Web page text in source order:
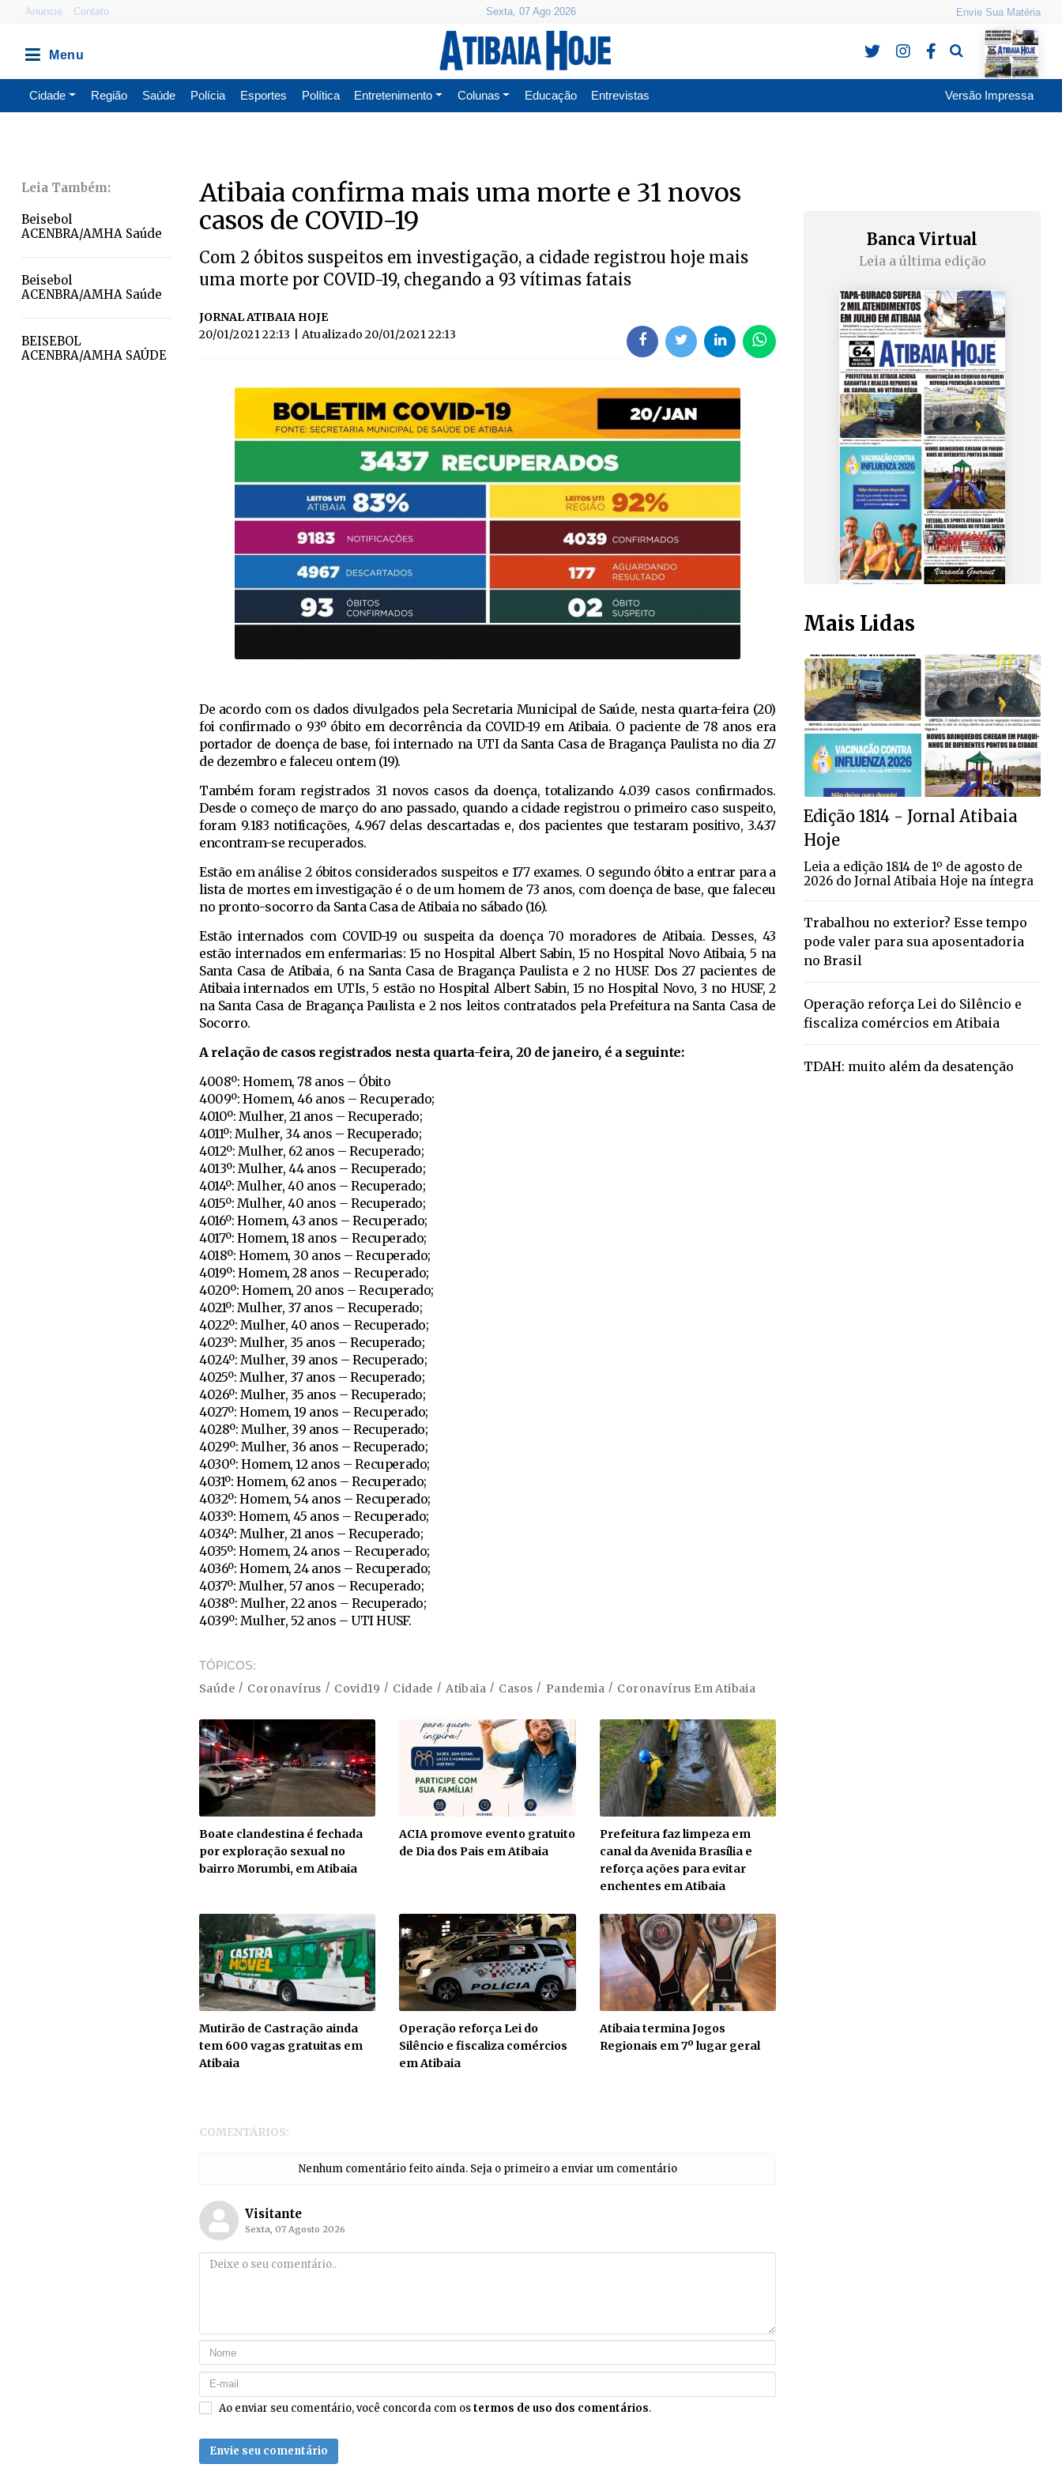
Anuncie Contato Sexta, 07 Ago 2026 Envie Sua Matéria
Pesquisa
Cidade Região Saúde Polícia Esportes Política Entretenimento Colunas Educação Entrevistas Versão Impressa
Beisebol
ACENBRA/AMHA Saúde
Beisebol
ACENBRA/AMHA Saúde
BEISEBOL
ACENBRA/AMHA SAÚDE
Atibaia confirma mais uma morte e 31 novos
casos de COVID-19
Com 2 óbitos suspeitos em investigação, a cidade registrou hoje mais
uma morte por COVID-19, chegando a 93 vítimas fatais
JORNAL ATIBAIA HOJE
20/01/2021 22:13
| Atualizado 20/01/2021 22:13
De acordo com os dados divulgados pela Secretaria Municipal de Saúde, nesta quarta-feira (20)
foi confirmado o 93º óbito em decorrência da COVID-19 em Atibaia. O paciente de 78 anos era
portador de doença de base, foi internado na UTI da Santa Casa de Bragança Paulista no dia 27
de dezembro e faleceu ontem (19).
Também foram registrados 31 novos casos da doença, totalizando 4.039 casos confirmados.
Desde o começo de março do ano passado, quando a cidade registrou o primeiro caso suspeito,
foram 9.183 notificações, 4.967 delas descartadas e, dos pacientes que testaram positivo, 3.437
encontram-se recuperados.
Estão em análise 2 óbitos considerados suspeitos e 177 exames. O segundo óbito a entrar para a
lista de mortes em investigação é o de um homem de 73 anos, com doença de base, que faleceu
no pronto-socorro da Santa Casa de Atibaia no sábado (16).
Estão internados com COVID-19 ou suspeita da doença 70 moradores de Atibaia. Desses, 43
estão internados em enfermarias: 15 no Hospital Albert Sabin, 15 no Hospital Novo Atibaia, 5 na
Santa Casa de Atibaia, 6 na Santa Casa de Bragança Paulista e 2 no HUSF. Dos 27 pacientes de
Atibaia internados em UTIs, 5 estão no Hospital Albert Sabin, 15 no Hospital Novo, 3 no HUSF, 2
na Santa Casa de Bragança Paulista e 2 nos leitos contratados pela Prefeitura na Santa Casa de
Socorro.
A relação de casos registrados nesta quarta-feira, 20 de janeiro, é a seguinte:
4008º: Homem, 78 anos – Óbito
4009º: Homem, 46 anos – Recuperado;
4010º: Mulher, 21 anos – Recuperado;
4011º: Mulher, 34 anos – Recuperado;
4012º: Mulher, 62 anos – Recuperado;
4013º: Mulher, 44 anos – Recuperado;
4014º: Mulher, 40 anos – Recuperado;
4015º: Mulher, 40 anos – Recuperado;
4016º: Homem, 43 anos – Recuperado;
4017º: Homem, 18 anos – Recuperado;
4018º: Homem, 30 anos – Recuperado;
4019º: Homem, 28 anos – Recuperado;
4020º: Homem, 20 anos – Recuperado;
4021º: Mulher, 37 anos – Recuperado;
4022º: Mulher, 40 anos – Recuperado;
4023º: Mulher, 35 anos – Recuperado;
4024º: Mulher, 39 anos – Recuperado;
4025º: Mulher, 37 anos – Recuperado;
4026º: Mulher, 35 anos – Recuperado;
4027º: Homem, 19 anos – Recuperado;
4028º: Mulher, 39 anos – Recuperado;
4029º: Mulher, 36 anos – Recuperado;
4030º: Homem, 12 anos – Recuperado;
4031º: Homem, 62 anos – Recuperado;
4032º: Homem, 54 anos – Recuperado;
4033º: Homem, 45 anos – Recuperado;
4034º: Mulher, 21 anos – Recuperado;
4035º: Homem, 24 anos – Recuperado;
4036º: Homem, 24 anos – Recuperado;
4037º: Mulher, 57 anos – Recuperado;
4038º: Mulher, 22 anos – Recuperado;
4039º: Mulher, 52 anos – UTI HUSF.
TÓPICOS
Saúde Coronavírus Covid19 Cidade Atibaia Casos Pandemia Coronavírus Em Atibaia
Boate clandestina é fechada
por exploração sexual no
bairro Morumbi, em Atibaia
ACIA promove evento gratuito
de Dia dos Pais em Atibaia
Prefeitura faz limpeza em
canal da Avenida Brasília e
reforça ações para evitar
enchentes em Atibaia
Mutirão de Castração ainda
tem 600 vagas gratuitas em
Atibaia
Operação reforça Lei do
Silêncio e fiscaliza comércios
em Atibaia
Atibaia termina Jogos
Regionais em 7º lugar geral
COMENTÁRIOS:
Nenhum comentário feito ainda. Seja o primeiro a enviar um comentário
Visitante
Sexta, 07 Agosto 2026
Ao enviar seu comentário, você concorda com ostermos de uso dos comentários.
Envie seu comentário
Banca Virtual
Leia a última edição
Mais Lidas
Edição 1814 - Jornal Atibaia
Hoje
Leia a edição 1814 de 1º de agosto de
2026 do Jornal Atibaia Hoje na íntegra
Trabalhou no exterior? Esse tempo
pode valer para sua aposentadoria
no Brasil
Operação reforça Lei do Silêncio e
fiscaliza comércios em Atibaia
TDAH: muito além da desatenção